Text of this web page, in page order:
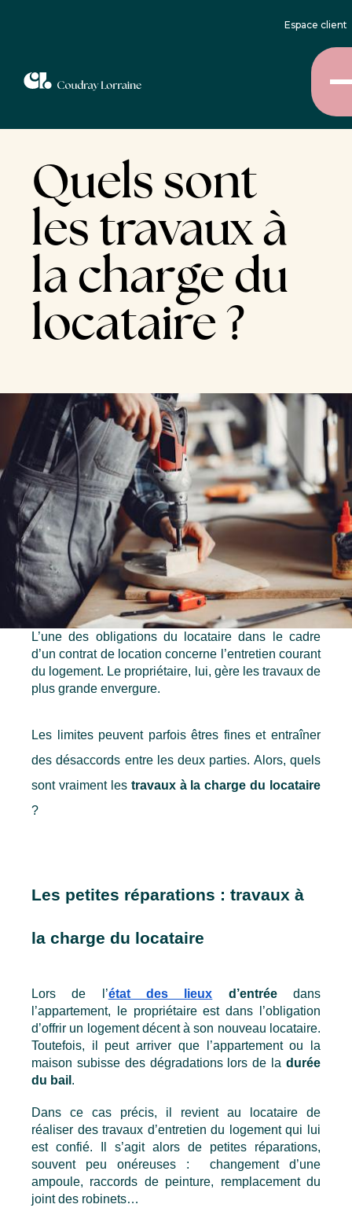
Espace client
Quels sont
les travaux à
la charge du
locataire ?
L’une des obligations du locataire dans le cadre
d’un contrat de location concerne l’entretien courant
du logement. Le propriétaire, lui, gère les travaux de
plus grande envergure.
Les limites peuvent parfois êtres fines et entraîner
des désaccords entre les deux parties. Alors, quels
sont vraiment les travaux à la charge du locataire
?
Les petites réparations : travaux à
la charge du locataire
Lors de l’état des lieux d’entrée dans
l’appartement, le propriétaire est dans l’obligation
d’offrir un logement décent à son nouveau locataire.
Toutefois, il peut arriver que l’appartement ou la
maison subisse des dégradations lors de la durée
du bail .
Dans ce cas précis, il revient au locataire de
réaliser des travaux d’entretien du logement qui lui
est confié. Il s’agit alors de petites réparations,
souvent peu onéreuses :  changement d’une
ampoule, raccords de peinture, remplacement du
joint des robinets…